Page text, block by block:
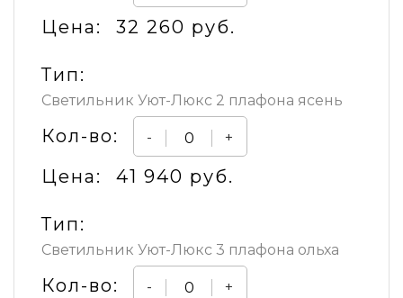
Цена: 32 260 руб.
Тип:
Светильник Уют-Люкс 2 плафона ясень
Кол-во: - +
Цена: 41 940 руб.
Тип:
Светильник Уют-Люкс 3 плафона ольха
Кол-во: - +